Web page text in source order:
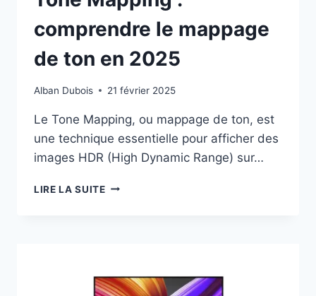
comprendre le mappage
de ton en 2025
Alban Dubois 21 février 2025
Le Tone Mapping, ou mappage de ton, est
une technique essentielle pour afficher des
images HDR (High Dynamic Range) sur…
LIRE LA SUITETONE
DE
TON